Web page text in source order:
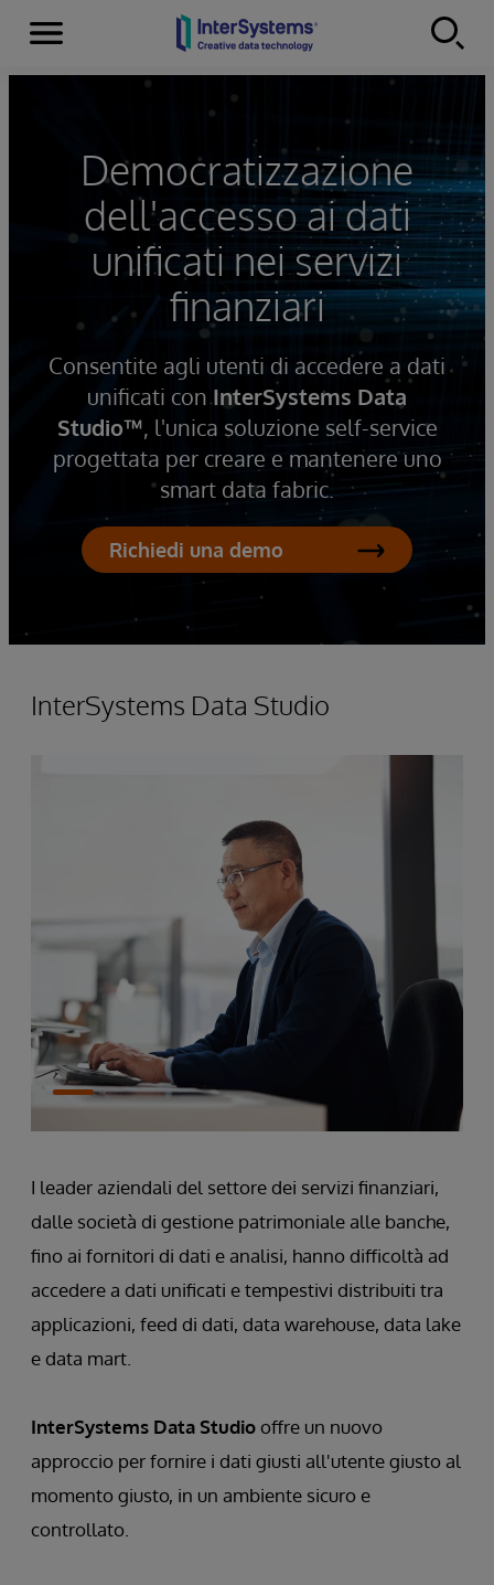
Skip to content
Menu
Democratizzazione
dell'accesso ai dati
unificati nei servizi
finanziari
Consentite agli utenti di accedere a dati
unificati conInterSystems Data
Studio™, l'unica soluzione self-service
progettata per creare e mantenere uno
smart data fabric.
Richiedi una demo
InterSystems Data Studio
I leader aziendali del settore dei servizi finanziari,
dalle società di gestione patrimoniale alle banche,
fino ai fornitori di dati e analisi, hanno difficoltà ad
accedere a dati unificati e tempestivi distribuiti tra
applicazioni, feed di dati, data warehouse, data lake
e data mart.
InterSystems Data Studiooffre un nuovo
approccio per fornire i dati giusti all'utente giusto al
momento giusto, in un ambiente sicuro e
controllato.